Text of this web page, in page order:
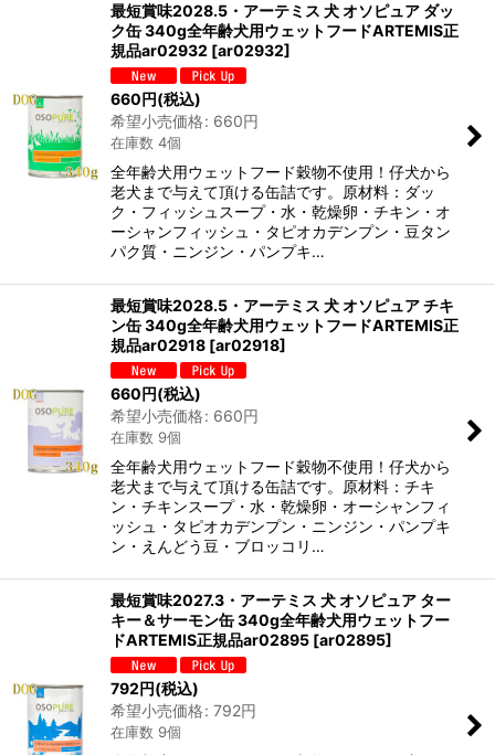
最短賞味2028.5・アーテミス 犬 オソピュア ダッ
ク缶 340g全年齢犬用ウェットフードARTEMIS正
規品ar02932 [ar02932]
660円(税込)
希望小売価格: 660円
在庫数 4個
全年齢犬用ウェットフード穀物不使用！仔犬から
老犬まで与えて頂ける缶詰です。原材料：ダッ
ク・フィッシュスープ・水・乾燥卵・チキン・オ
ーシャンフィッシュ・タピオカデンプン・豆タン
パク質・ニンジン・パンプキ…
最短賞味2028.5・アーテミス 犬 オソピュア チキ
ン缶 340g全年齢犬用ウェットフードARTEMIS正
規品ar02918 [ar02918]
660円(税込)
希望小売価格: 660円
在庫数 9個
全年齢犬用ウェットフード穀物不使用！仔犬から
老犬まで与えて頂ける缶詰です。原材料：チキ
ン・チキンスープ・水・乾燥卵・オーシャンフィ
ッシュ・タピオカデンプン・ニンジン・パンプキ
ン・えんどう豆・ブロッコリ…
最短賞味2027.3・アーテミス 犬 オソピュア ター
キー＆サーモン缶 340g全年齢犬用ウェットフー
ドARTEMIS正規品ar02895 [ar02895]
792円(税込)
希望小売価格: 792円
在庫数 9個